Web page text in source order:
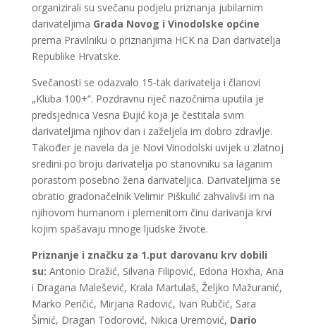
organizirali su svečanu podjelu priznanja jubilarnim
darivateljima Grada Novog i Vinodolske općine
prema Pravilniku o priznanjima HCK na Dan darivatelja
Republike Hrvatske.
Svečanosti se odazvalo 15-tak darivatelja i članovi
„Kluba 100+“. Pozdravnu riječ nazočnima uputila je
predsjednica Vesna Đujić koja je čestitala svim
darivateljima njihov dan i zaželjela im dobro zdravlje.
Također je navela da je Novi Vinodolski uvijek u zlatnoj
sredini po broju darivatelja po stanovniku sa laganim
porastom posebno žena darivateljica. Darivateljima se
obratio gradonačelnik Velimir Piškulić zahvalivši im na
njihovom humanom i plemenitom činu darivanja krvi
kojim spašavaju mnoge ljudske živote.
Priznanje i značku za 1.put darovanu krv dobili
su: Antonio Dražić, Silvana Filipović, Edona Hoxha, Ana
i Dragana Malešević, Krala Martulaš, Željko Mažuranić,
Marko Peričić, Mirjana Radović, Ivan Rubčić, Sara
Šimić, Dragan Todorović, Nikica Uremović, Dario